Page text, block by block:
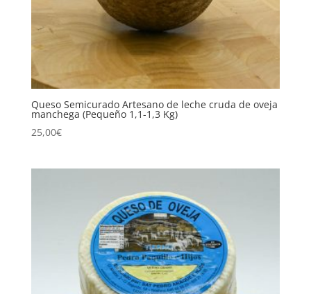
Queso Semicurado Artesano de leche cruda de oveja
manchega (Pequeño 1,1-1,3 Kg)
25,00€